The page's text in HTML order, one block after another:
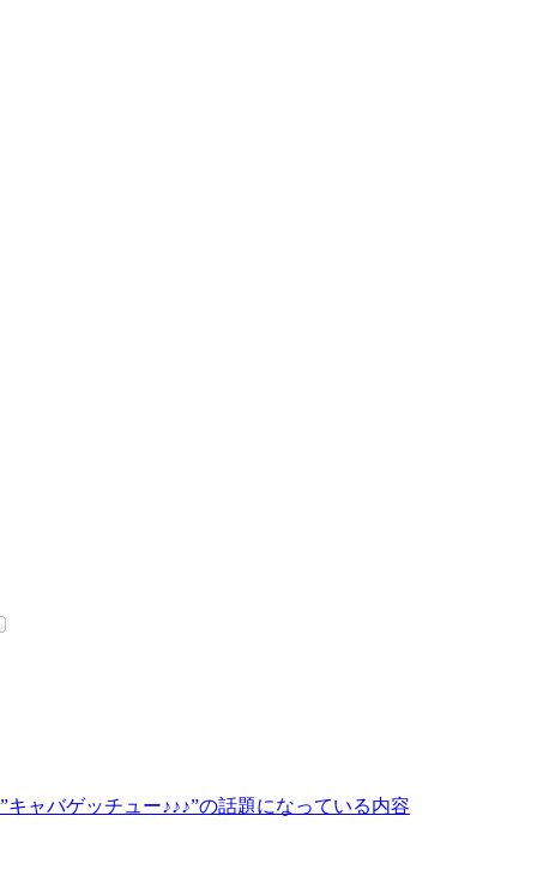
ャバゲッチュー♪♪♪”の話題になっている内容